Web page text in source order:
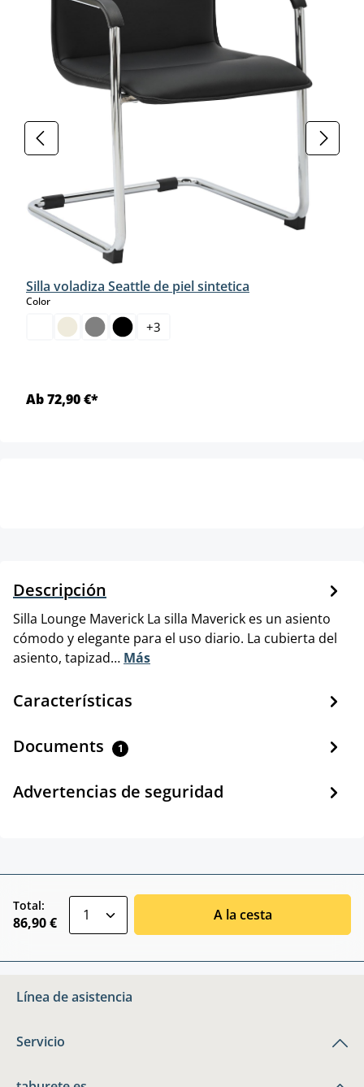
Silla voladiza Seattle de piel sintetica
Colorselect
+3
Ab 72,90 €*
Descripción
Silla Lounge Maverick La silla Maverick es un asiento
cómodo y elegante para el uso diario. La cubierta del
asiento, tapizad… Más
Características
Documents 1
Advertencias de seguridad
Total:
86,90 € A la cesta
Línea de asistencia
Servicio